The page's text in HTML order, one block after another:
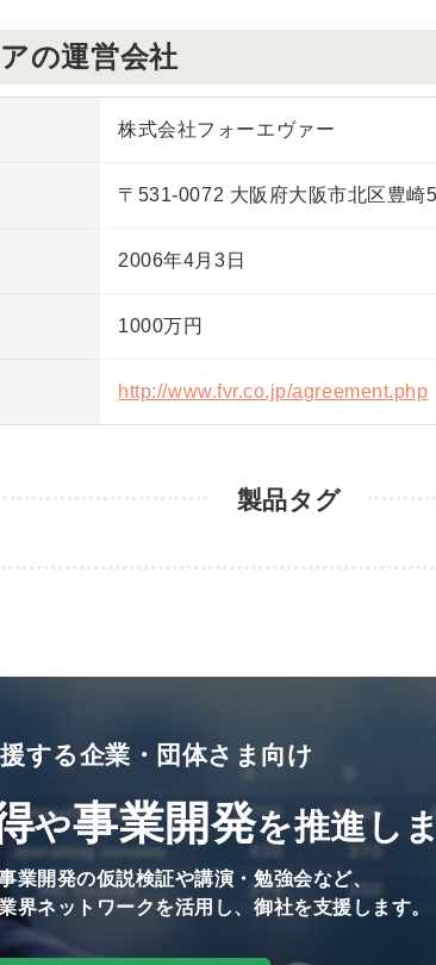
の運営会社
株式会社フォーエヴァー
〒531-0072 大阪府大阪市北区豊崎
2006年4月3日
1000万円
http://www.fvr.co.jp/agreement.php
製品タグ
する企業・団体さま向け
や事業開発を推進し
業開発の仮説検証や講演・勉強会など、
界ネットワークを活用し、御社を支援します。